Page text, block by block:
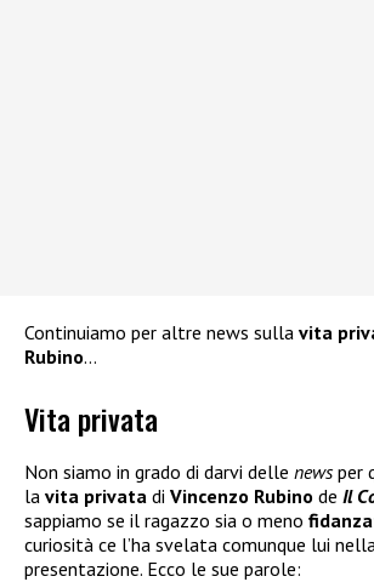
Continuiamo per altre news sulla vita
Rubino…
Vita privata
Non siamo in grado di darvi delle newsper
la vita privata di Vincenzo Rubino de Il
sappiamo se il ragazzo sia o meno
curiosità ce l’ha svelata comunque lui
presentazione. Ecco le sue parole: